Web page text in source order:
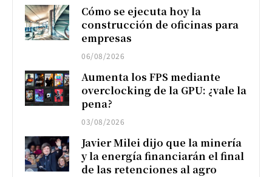
Cómo se ejecuta hoy la
construcción de oficinas para
empresas
06/08/2026
Aumenta los FPS mediante
overclocking de la GPU: ¿vale la
pena?
03/08/2026
Javier Milei dijo que la minería
y la energía financiarán el final
de las retenciones al agro